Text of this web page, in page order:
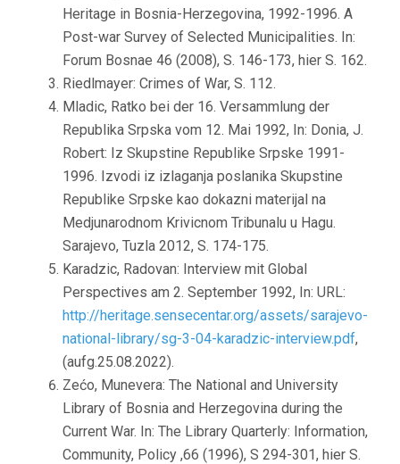
Heritage in Bosnia-Herzegovina, 1992-1996. A
Post-war Survey of Selected Municipalities. In:
Forum Bosnae 46 (2008), S. 146-173, hier S. 162.
Riedlmayer: Crimes of War, S. 112.
Mladic, Ratko bei der 16. Versammlung der
Republika Srpska vom 12. Mai 1992, In: Donia, J.
Robert: Iz Skupstine Republike Srpske 1991-
1996. Izvodi iz izlaganja poslanika Skupstine
Republike Srpske kao dokazni materijal na
Medjunarodnom Krivicnom Tribunalu u Hagu.
Sarajevo, Tuzla 2012, S. 174-175.
Karadzic, Radovan: Interview mit Global
Perspectives am 2. September 1992, In: URL:
http://heritage.sensecentar.org/assets/sarajevo-
national-library/sg-3-04-karadzic-interview.pdf,
(aufg.25.08.2022).
Zećo, Munevera: The National and University
Library of Bosnia and Herzegovina during the
Current War. In: The Library Quarterly: Information,
Community, Policy ,66 (1996), S 294-301, hier S.